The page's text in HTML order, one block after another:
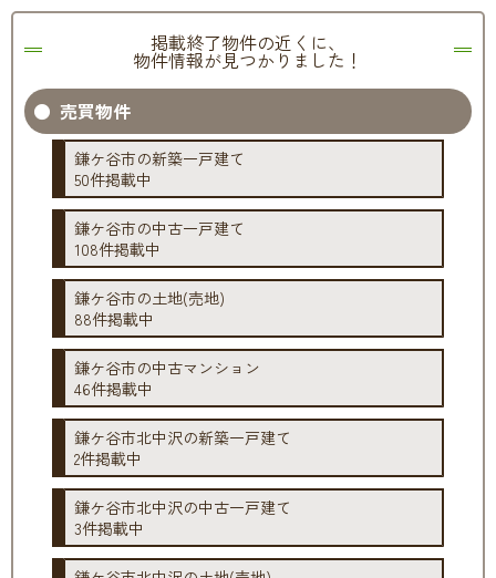
掲載終了物件の近くに、
物件情報が見つかりました！
売買物件
鎌ケ谷市の新築一戸建て
50件掲載中
鎌ケ谷市の中古一戸建て
108件掲載中
鎌ケ谷市の土地(売地)
88件掲載中
鎌ケ谷市の中古マンション
46件掲載中
鎌ケ谷市北中沢の新築一戸建て
2件掲載中
鎌ケ谷市北中沢の中古一戸建て
3件掲載中